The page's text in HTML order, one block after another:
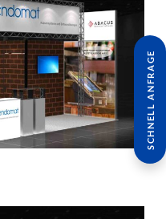
SCHNELL ANFRAGE